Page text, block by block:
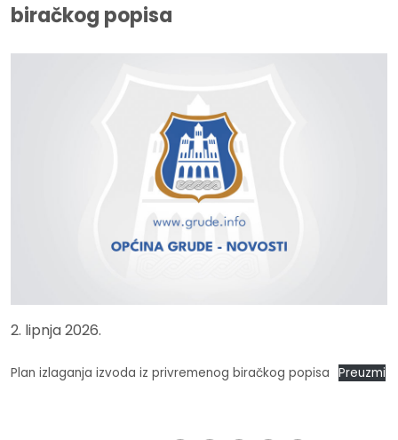
biračkog popisa
2. lipnja 2026.
Plan izlaganja izvoda iz privremenog biračkog popisa Preuzmi